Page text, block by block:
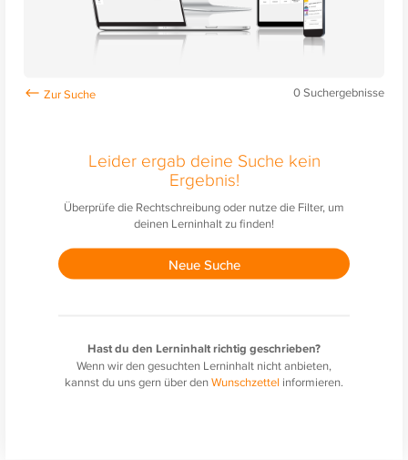
0Suchergebnisse
Leider ergab deine Suche kein
Ergebnis!
Überprüfe die Rechtschreibung oder nutze die Filter, um
deinen Lerninhalt zu finden!
Neue Suche
Hast du den Lerninhalt richtig geschrieben?
Wenn wir den gesuchten Lerninhalt nicht anbieten,
kannst du uns gern über denWunschzettel informieren.